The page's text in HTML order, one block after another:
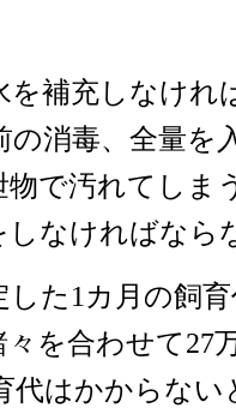
補充しなけれ
の消毒、全量を
物で汚れてしま
しなければなら
た1カ月の飼
を合わせて27
代はかからない